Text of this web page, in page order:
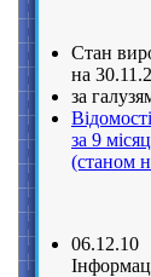
Стан
на
за
за 9
(станом
06.12.10